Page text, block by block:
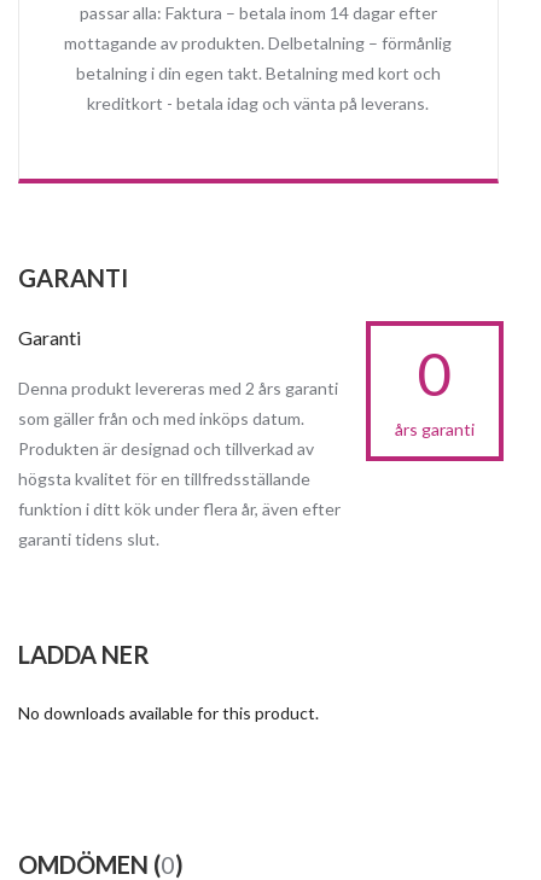
passar alla: Faktura – betala inom 14 dagar efter
mottagande av produkten. Delbetalning – förmånlig
betalning i din egen takt. Betalning med kort och
kreditkort - betala idag och vänta på leverans.
GARANTI
Garanti
Denna produkt levereras med 2 års garanti
som gäller från och med inköps datum.
Produkten är designad och tillverkad av
högsta kvalitet för en tillfredsställande
funktion i ditt kök under flera år, även efter
garanti tidens slut.
0
års garanti
LADDA NER
No downloads available for this product.
OMDÖMEN (0)